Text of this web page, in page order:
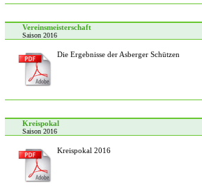
Vereinsmeisterschaft
Saison 2016
Die Ergebnisse der Asberger Schützen
Kreispokal
Saison 2016
Kreispokal 2016